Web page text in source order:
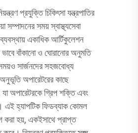
প্রযুক্তি চিকিৎসা যন্ত্রপাতির
সম্পাদনের সময় স্বাস্থ্যসেবা
একাধিক আর্টিকুলেশন
বাঁকানো ও ঘোরানোর অনুমতি
সার্জনদের সহজবোধ্য
অনুভূতি অপারেটরের কাছে
অপারেটরকে গ্রিপ শক্তি এবং
এই হ্যাপটিক ফিডব্যাক কোমল
করা হয়, একইসাথে প্রাপ্ত